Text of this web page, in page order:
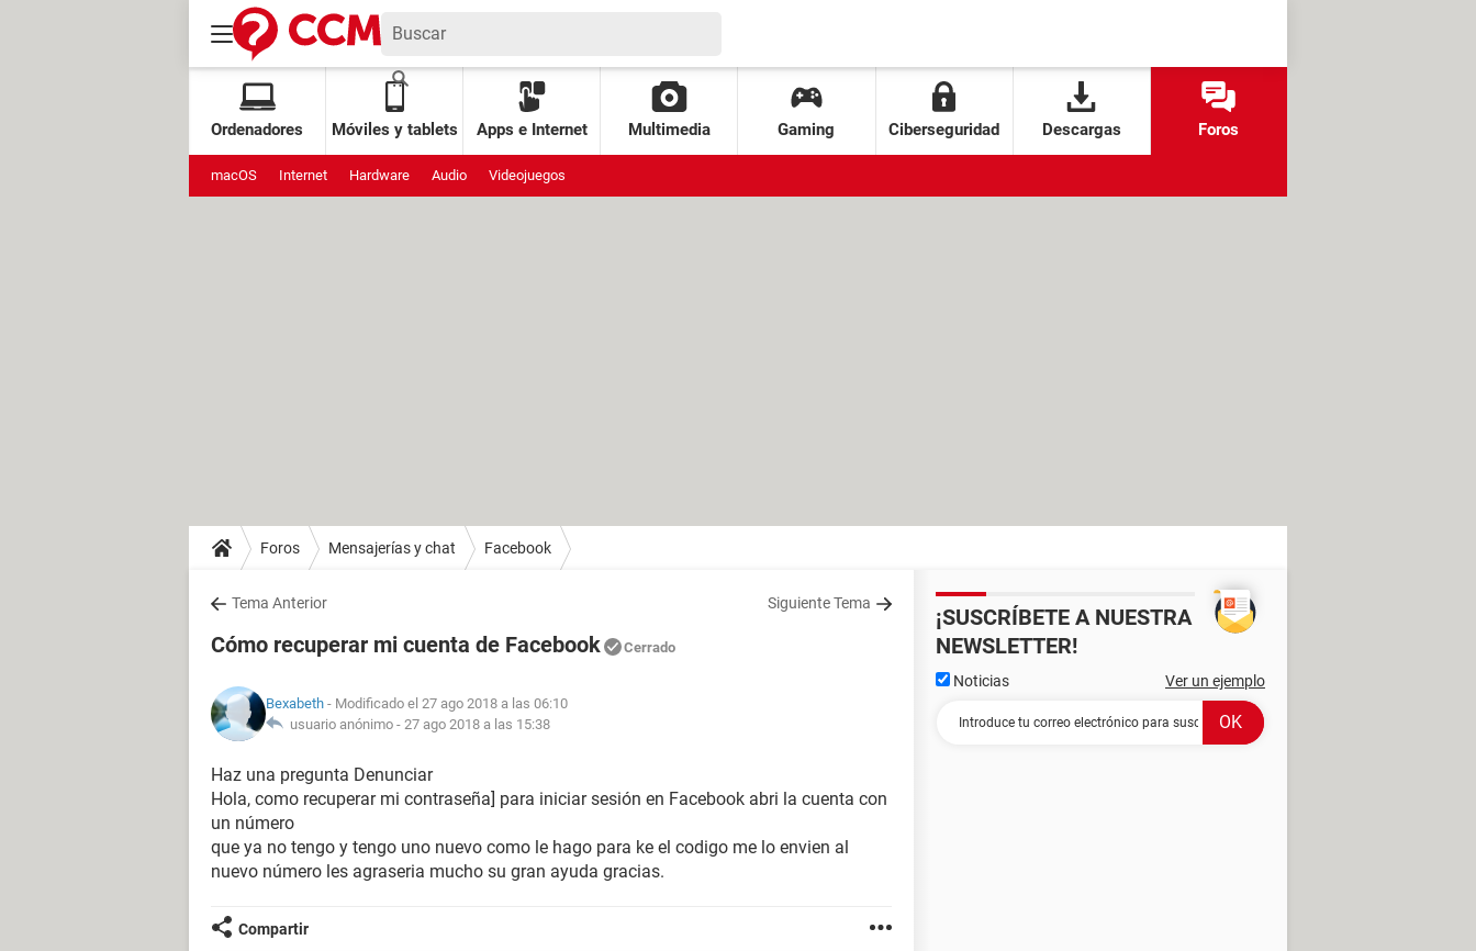
Ordenadores Móviles y tablets Apps e Internet Multimedia Gaming Ciberseguridad Descargas Foros
macOS Internet Hardware Audio Videojuegos
Foros Mensajerías y chat Facebook
Tema Anterior Siguiente Tema
Cómo recuperar mi cuenta de Facebook Cerrado
Bexabeth - Modificado el 27 ago 2018 a las 06:10
usuario anónimo - 27 ago 2018 a las 15:38
Haz una pregunta Denunciar
Hola, como recuperar mi contraseña] para iniciar sesión en Facebook abri la cuenta con
un número
que ya no tengo y tengo uno nuevo como le hago para ke el codigo me lo envien al
nuevo número les agraseria mucho su gran ayuda gracias.
Compartir
¡SUSCRÍBETE A NUESTRA
NEWSLETTER!
Noticias Ver un ejemplo